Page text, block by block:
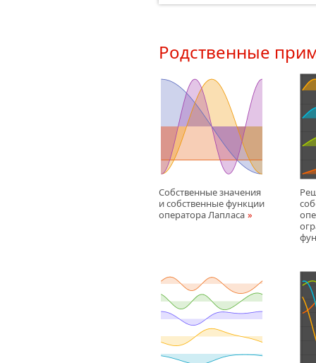
Родственные
Собственные значения
и собственные функции
оператора Лапласа